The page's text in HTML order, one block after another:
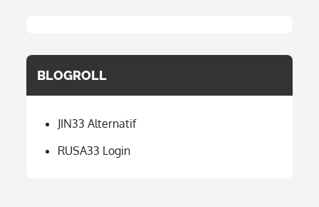
BLOGROLL
JIN33 Alternatif
RUSA33 Login